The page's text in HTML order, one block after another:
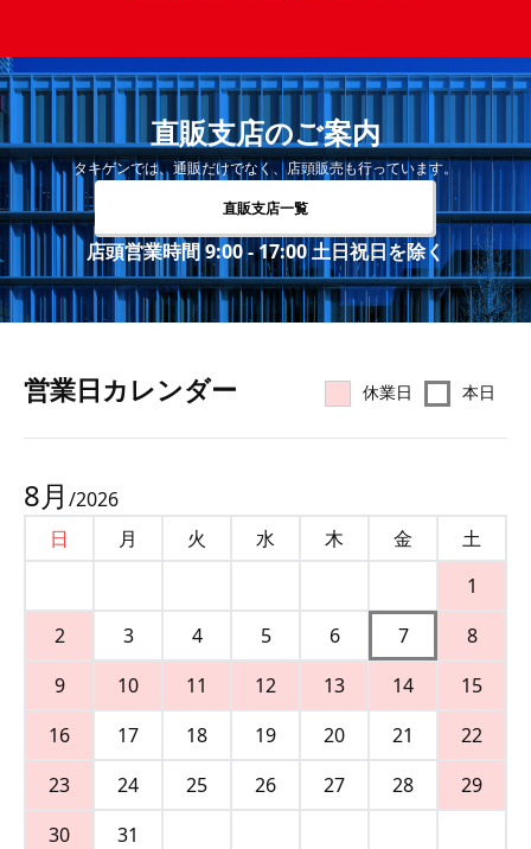
直販支店のご案内
タキゲンでは、通販だけでなく、店頭販売も行っています。
直販支店一覧
店頭営業時間 9:00 - 17:00 土日祝日を除く
営業⽇カレンダー 休業日 本日
8月 /2026
日
月 火 水 木 金
土
1
2
3 4 5 6 7
8
9
10 11 12 13 14
15
16
17 18 19 20 21
22
23
24 25 26 27 28
29
30
31